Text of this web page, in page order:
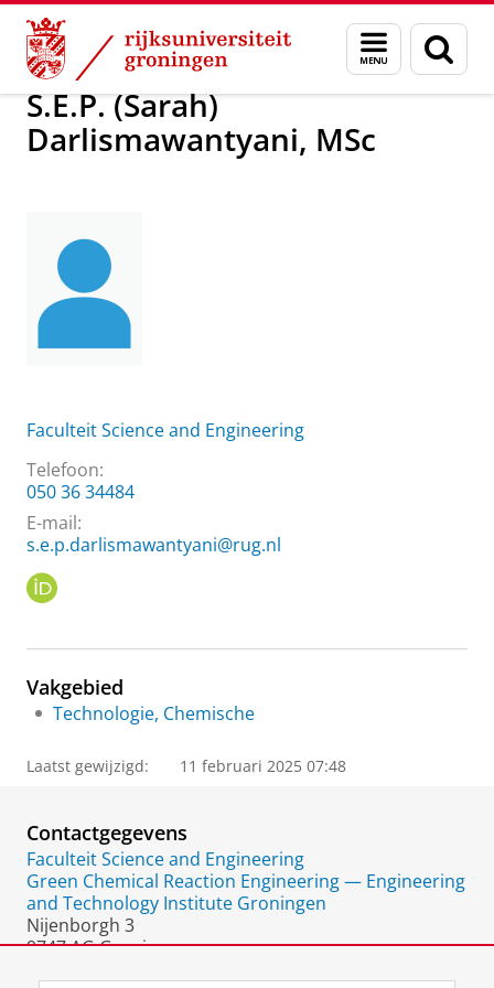
Skip
Content
Skip
Navigation
Menu
en
zoeken
S.E.P. (Sarah) Darlismawantyani, MSc
S.E.P. (Sarah)
Darlismawantyani, MSc
Faculteit Science and Engineering
Telefoon:
050 36 34484
E-mail:
s.e.p.darlismawantyani@rug.nl
I
Vakgebied
Technologie, Chemische
Laatst gewijzigd: 11 februari 2025 07:48
Contactgegevens
Faculteit Science and Engineering
Green Chemical Reaction Engineering — Engineering
and Technology Institute Groningen
Nijenborgh 3
9747 AG Groningen